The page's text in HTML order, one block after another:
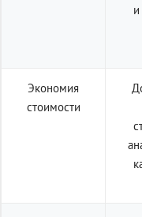
Экономия
стоимости